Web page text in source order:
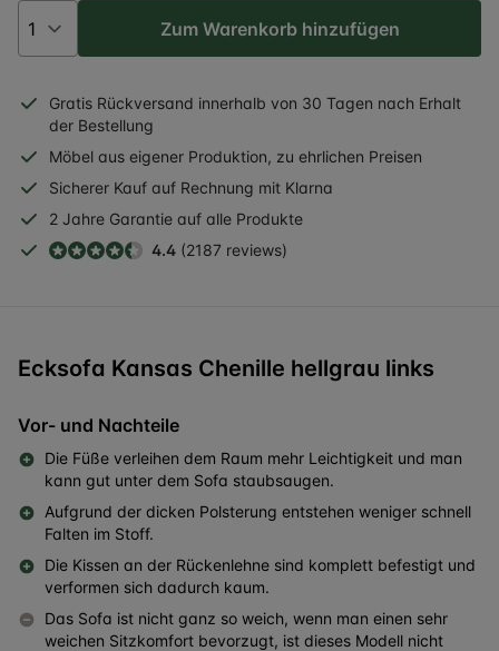
Zum Warenkorb hinzufügen
Gratis Rückversand innerhalb von 30 Tagen nach Erhalt
der Bestellung
Möbel aus eigener Produktion, zu ehrlichen Preisen
Sicherer Kauf auf Rechnung mit Klarna
2 Jahre Garantie auf alle Produkte
4.4 (2187 reviews)
Ecksofa Kansas Chenille hellgrau links
Vor- und Nachteile
Die Füße verleihen dem Raum mehr Leichtigkeit und man
kann gut unter dem Sofa staubsaugen.
Aufgrund der dicken Polsterung entstehen weniger schnell
Falten im Stoff.
Die Kissen an der Rückenlehne sind komplett befestigt und
verformen sich dadurch kaum.
Das Sofa ist nicht ganz so weich, wenn man einen sehr
weichen Sitzkomfort bevorzugt, ist dieses Modell nicht